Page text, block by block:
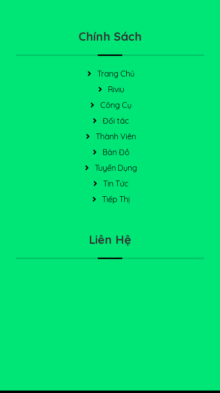
Chính Sách
Trang Chủ
Riviu
Công Cụ
Đối tác
Thành Viên
Bản Đồ
Tuyển Dụng
Tin Tức
Tiếp Thị
Liên Hệ